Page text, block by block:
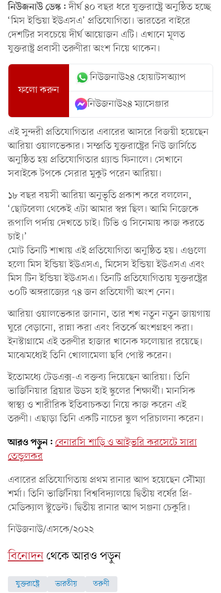
নিউজনাউ ডেস্ক:দীর্ঘ ৪০ বছর ধরে যুক্তরাষ্ট্রে অনুষ্ঠিত হচ্ছে
‘মিস ইন্ডিয়া ইউএসএ’ প্রতিযোগিতা। ভারতের বাইরে
দেশটির সবচেয়ে দীর্ঘ আয়োজন এটি। এখানে মূলত
যুক্তরাষ্ট্র প্রবাসী তরুণীরা অংশ নিয়ে থাকেন।
ফলো করুন
নিউজনাউ২৪ হোয়াটসঅ্যাপ
নিউজনাউ২৪ ম্যাসেঞ্জার
এই সুন্দরী প্রতিযোগিতার এবারের আসরে বিজয়ী হয়েছেন
আরিয়া ওয়ালভেকার। সম্প্রতি যুক্তরাষ্ট্রের নিউ জার্সিতে
অনুষ্ঠিত হয় প্রতিযোগিতার গ্র্যান্ড ফিনালে। সেখানে
সবাইকে টপকে সেরার মুকুট পরেন আরিয়া।
১৮ বছর বয়সী আরিয়া অনুভূতি প্রকাশ করে বললেন,
‘ছোটবেলা থেকেই এটা আমার স্বপ্ন ছিল। আমি নিজেকে
রূপালি পর্দায় দেখতে চাই। টিভি ও সিনেমায় কাজ করতে
চাই।’
মোট তিনটি শাখায় এই প্রতিযোগিতা অনুষ্ঠিত হয়। এগুলো
হলো মিস ইন্ডিয়া ইউএসএ, মিসেস ইন্ডিয়া ইউএসএ এবং
মিস টিন ইন্ডিয়া ইউএসএ। তিনটি প্রতিযোগিতায় যুক্তরষ্ট্রের
৩০টি অঙ্গরাজ্যের ৭৪ জন প্রতিযোগী অংশ নেন।
আরিয়া ওয়ালভেকার জানান, তার শখ নতুন নতুন জায়গায়
ঘুরে বেড়ানো, রান্না করা এবং বিতর্কে অংশগ্রহণ করা।
ইনস্টাগ্রামে এই তরুণীর হাজার খানেক ফলোয়ার রয়েছে।
মাঝেমধ্যেই তিনি খোলামেলা ছবি পোস্ট করেন।
ইতোমধ্যে টেডএক্স-এ বক্তব্য দিয়েছেন আরিয়া। তিনি
ভার্জিনিয়ার ব্রিয়ার উডস হাই স্কুলের শিক্ষার্থী। মানসিক
স্বাস্থ্য ও শারীরিক ইতিবাচকতা নিয়ে কাজ করেন এই
তরুণী। এছাড়া তিনি একটি নাচের স্কুল পরিচালনা করেন।
আরও পড়ুন: বেনারসি শাড়ি ও আইভরি করসেটে সারা
তেন্ডুলকর
এবারের প্রতিযোগিতায় প্রথম রানার আপ হয়েছেন সৌম্যা
শর্মা। তিনি ভার্জিনিয়া বিশ্ববিদ্যালয়ে দ্বিতীয় বর্ষের প্রি-
মেডিক্যাল স্টুডেন্ট। দ্বিতীয় রানার আপ সঞ্জনা চেকুরি।
নিউজনাউ/এসকে/২০২২
বিনোদনথেকে আরও পড়ুন
যুক্তরাষ্ট্রে ভারতীয় তরুণী